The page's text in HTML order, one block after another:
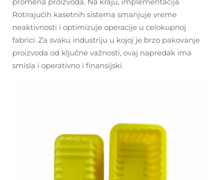
Rotirajućih kasetnih sistema smanjuje vreme
neaktivnosti i optimizuje operacije u celokupnoj
fabrici. Za svaku industriju u kojoj je brzo pakovanje
proizvoda od ključne važnosti, ovaj napredak ima
smisla i operativno i finansijski.